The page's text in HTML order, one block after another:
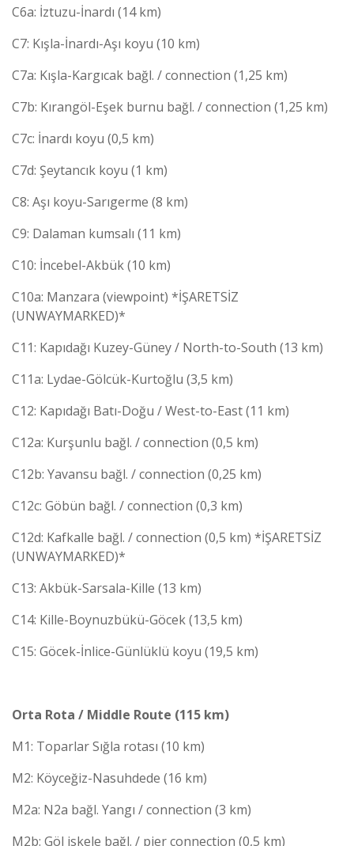
C6a: İztuzu-İnardı (14 km)
C7: Kışla-İnardı-Aşı koyu (10 km)
C7a: Kışla-Kargıcak bağl. / connection (1,25 km)
C7b: Kırangöl-Eşek burnu bağl. / connection (1,25 km)
C7c: İnardı koyu (0,5 km)
C7d: Şeytancık koyu (1 km)
C8: Aşı koyu-Sarıgerme (8 km)
C9: Dalaman kumsalı (11 km)
C10: İncebel-Akbük (10 km)
C10a: Manzara (viewpoint) *İŞARETSİZ
(UNWAYMARKED)*
C11: Kapıdağı Kuzey-Güney / North-to-South (13 km)
C11a: Lydae-Gölcük-Kurtoğlu (3,5 km)
C12: Kapıdağı Batı-Doğu / West-to-East (11 km)
C12a: Kurşunlu bağl. / connection (0,5 km)
C12b: Yavansu bağl. / connection (0,25 km)
C12c: Göbün bağl. / connection (0,3 km)
C12d: Kafkalle bağl. / connection (0,5 km) *İŞARETSİZ
(UNWAYMARKED)*
C13: Akbük-Sarsala-Kille (13 km)
C14: Kille-Boynuzbükü-Göcek (13,5 km)
C15: Göcek-İnlice-Günlüklü koyu (19,5 km)
Orta Rota / Middle Route (115 km)
M1: Toparlar Sığla rotası (10 km)
M2: Köyceğiz-Nasuhdede (16 km)
M2a: N2a bağl. Yangı / connection (3 km)
M2b: Göl iskele bağl. / pier connection (0,5 km)